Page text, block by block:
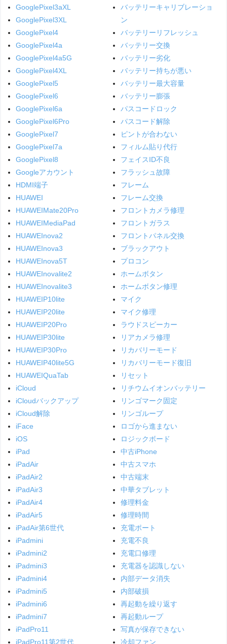
GooglePixel3aXL
GooglePixel3XL
GooglePixel4
GooglePixel4a
GooglePixel4a5G
GooglePixel4XL
GooglePixel5
GooglePixel6
GooglePixel6a
GooglePixel6Pro
GooglePixel7
GooglePixel7a
GooglePixel8
Googleアカウント
HDMI端子
HUAWEI
HUAWEIMate20Pro
HUAWEIMediaPad
HUAWEInova2
HUAWEInova3
HUAWEInova5T
HUAWEInovalite2
HUAWEInovalite3
HUAWEIP10lite
HUAWEIP20lite
HUAWEIP20Pro
HUAWEIP30lite
HUAWEIP30Pro
HUAWEIP40lite5G
HUAWEIQuaTab
iCloud
iCloudバックアップ
iCloud解除
iFace
iOS
iPad
iPadAir
iPadAir2
iPadAir3
iPadAir4
iPadAir5
iPadAir第6世代
iPadmini
iPadmini2
iPadmini3
iPadmini4
iPadmini5
iPadmini6
iPadmini7
iPadPro11
iPadPro11第2世代
バッテリーキャリブレーショ
ン
バッテリーリフレッシュ
バッテリー交換
バッテリー劣化
バッテリー持ちが悪い
バッテリー最大容量
バッテリー膨張
パスコードロック
パスコード解除
ピントが合わない
フィルム貼り代行
フェイスID不良
フラッシュ故障
フレーム
フレーム交換
フロントカメラ修理
フロントガラス
フロントパネル交換
ブラックアウト
プロコン
ホームボタン
ホームボタン修理
マイク
マイク修理
ラウドスピーカー
リアカメラ修理
リカバリーモード
リカバリーモード復旧
リセット
リチウムイオンバッテリー
リンゴマーク固定
リンゴループ
ロゴから進まない
ロジックボード
中古iPhone
中古スマホ
中古端末
中華タブレット
修理料金
修理時間
充電ポート
充電不良
充電口修理
充電器を認識しない
内部データ消失
内部破損
再起動を繰り返す
再起動ループ
写真が保存できない
冷却ファン